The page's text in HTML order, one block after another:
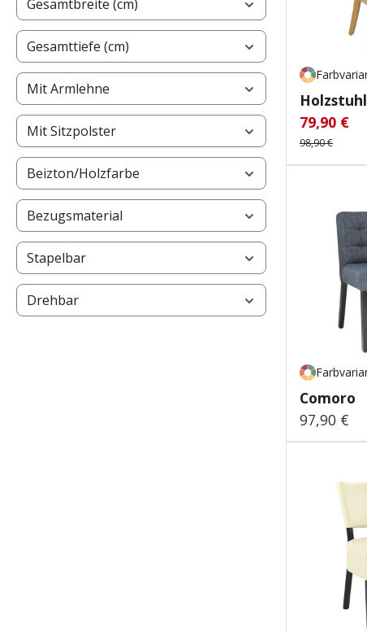
Gesamtbreite (cm)
Gesamttiefe (cm)
Mit Armlehne
Mit Sitzpolster
Beizton/Holzfarbe
Bezugsmaterial
Stapelbar
Drehbar
79,90 €
98,90 €
Comoro
Regulärer
97,90 €